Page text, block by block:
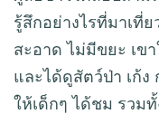
รู้สึกอย่างไรที่มาเที่
สะอาด ไม่มีขยะ เข
และได้ดูสัตว์ป่า เก้
ให้เด็กๆ ได้ชม รวม